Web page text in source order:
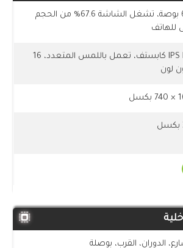
6.01 بوصة، تشغل الشاشة 67.6% من الحجم
للهاتف
IPS LCD كابستف، تعمل باللمس المتعدد، 16
لون
الدوران، القرب، بوصلة